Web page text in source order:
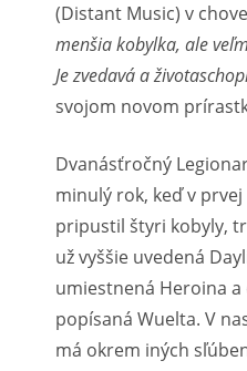
(Distant Music) v
menšia kobylka, ale
Je zvedavá a
svojom novom
Dvanásťročný
minulý rok, keď v
pripustil štyri kobyly,
už vyššie uvedená
umiestnená Heroina
popísaná Wuelta. V
má okrem iných